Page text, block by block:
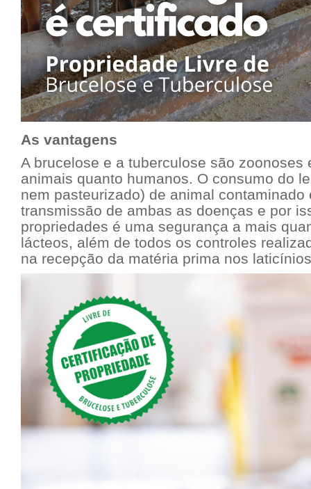
As vantagens
A brucelose e a tuberculose são zoonoses
animais quanto humanos. O consumo do
nem pasteurizado) de animal contaminado
transmissão de ambas as doenças e por
propriedades é uma segurança a mais
lácteos, além de todos os controles
na recepção da matéria prima nos